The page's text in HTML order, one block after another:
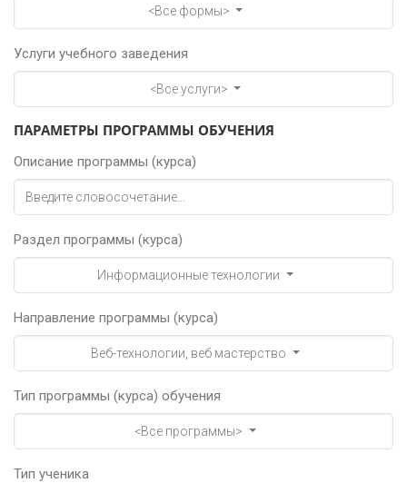
<Все формы>
Услуги учебного заведения
<Все услуги>
ПАРАМЕТРЫ ПРОГРАММЫ ОБУЧЕНИЯ
Описание программы (курса)
Раздел программы (курса)
Информационные технологии
Направление программы (курса)
Веб-технологии, веб мастерство
Тип программы (курса) обучения
<Все программы>
Тип ученика